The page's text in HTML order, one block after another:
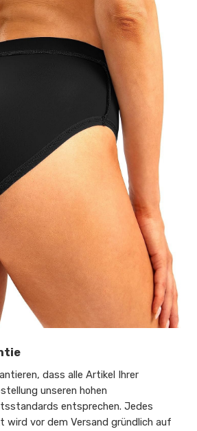
dass alle Artikel Ihrer
unseren hohen
entsprechen. Jedes
wird vor dem Versand gründlich auf